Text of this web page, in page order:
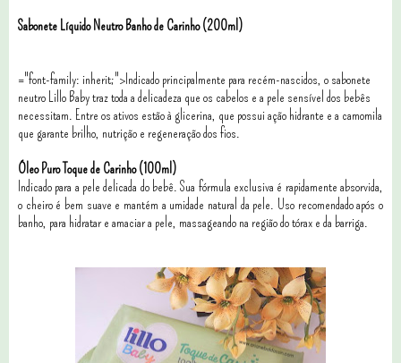
Sabonete Líquido Neutro Banho de Carinho (200ml)
="font-family: inherit;">Indicado principalmente para recém-nascidos, o sabonete
neutro Lillo Baby traz toda a delicadeza que os cabelos e a pele sensível dos bebês
necessitam. Entre os ativos estão à glicerina, que possui ação hidrante e a camomila
que garante brilho, nutrição e regeneração dos fios.
Óleo Puro Toque de Carinho (100ml)
Indicado para a pele delicada do bebê. Sua fórmula exclusiva é rapidamente absorvida,
o cheiro é bem suave e mantém a umidade natural da pele. Uso recomendado após o
banho, para hidratar e amaciar a pele, massageando na região do tórax e da barriga.